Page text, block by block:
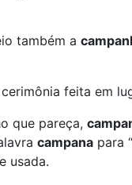
também a
feita em
que pareça,
campana para
usada.